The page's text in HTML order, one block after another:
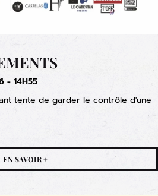
- 14H55
tente de garder le contrôle d'une
EN SAVOIR +